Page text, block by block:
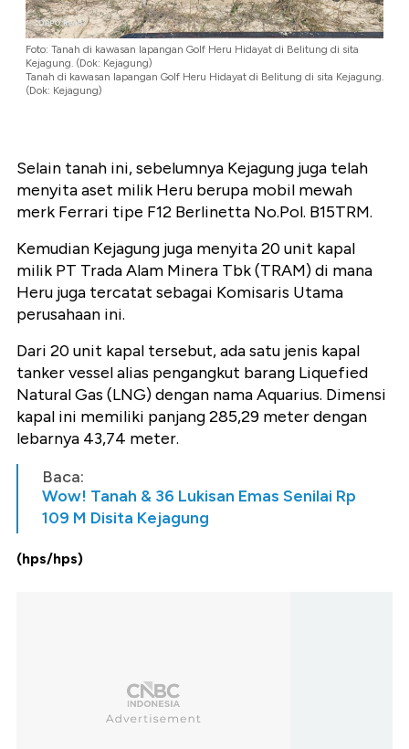
Foto: Tanah di kawasan lapangan Golf Heru Hidayat di Belitung di sita
Kejagung. (Dok: Kejagung)
Tanah di kawasan lapangan Golf Heru Hidayat di Belitung di sita Kejagung.
(Dok: Kejagung)
Selain tanah ini, sebelumnya Kejagung juga telah
menyita aset milik Heru berupa mobil mewah
merk Ferrari tipe F12 Berlinetta No.Pol. B15TRM.
Kemudian Kejagung juga menyita 20 unit kapal
milik PT Trada Alam Minera Tbk (TRAM) di mana
Heru juga tercatat sebagai Komisaris Utama
perusahaan ini.
Dari 20 unit kapal tersebut, ada satu jenis kapal
tanker vessel alias pengangkut barang Liquefied
Natural Gas (LNG) dengan nama Aquarius. Dimensi
kapal ini memiliki panjang 285,29 meter dengan
lebarnya 43,74 meter.
Baca:
Wow! Tanah & 36 Lukisan Emas Senilai Rp
109 M Disita Kejagung
(hps/hps)